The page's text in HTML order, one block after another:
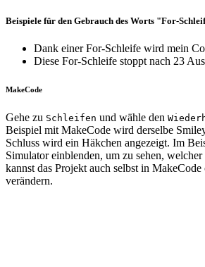
Beispiele für den Gebrauch des Worts "For-
Dank einer For-Schleife wird mein
Diese For-Schleife stoppt nach 23
MakeCode
Gehe zu Schleifen und wähle den
Beispiel mit MakeCode wird derselbe
Schluss wird ein Häkchen angezeigt. Im
Simulator einblenden, um zu sehen,
kannst das Projekt auch selbst in
verändern.